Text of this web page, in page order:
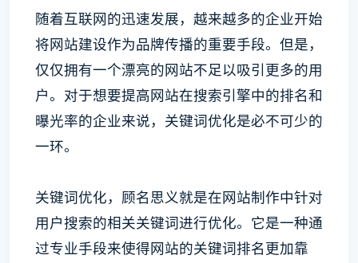
随着互联网的迅速发展，越来越多的企业开始
将网站建设作为品牌传播的重要手段。但是，
仅仅拥有一个漂亮的网站不足以吸引更多的用
户。对于想要提高网站在搜索引擎中的排名和
曝光率的企业来说，关键词优化是必不可少的
一环。
关键词优化，顾名思义就是在网站制作中针对
用户搜索的相关关键词进行优化。它是一种通
过专业手段来使得网站的关键词排名更加靠